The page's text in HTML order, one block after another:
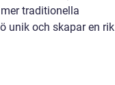
traditionella
unik och skapar en rik